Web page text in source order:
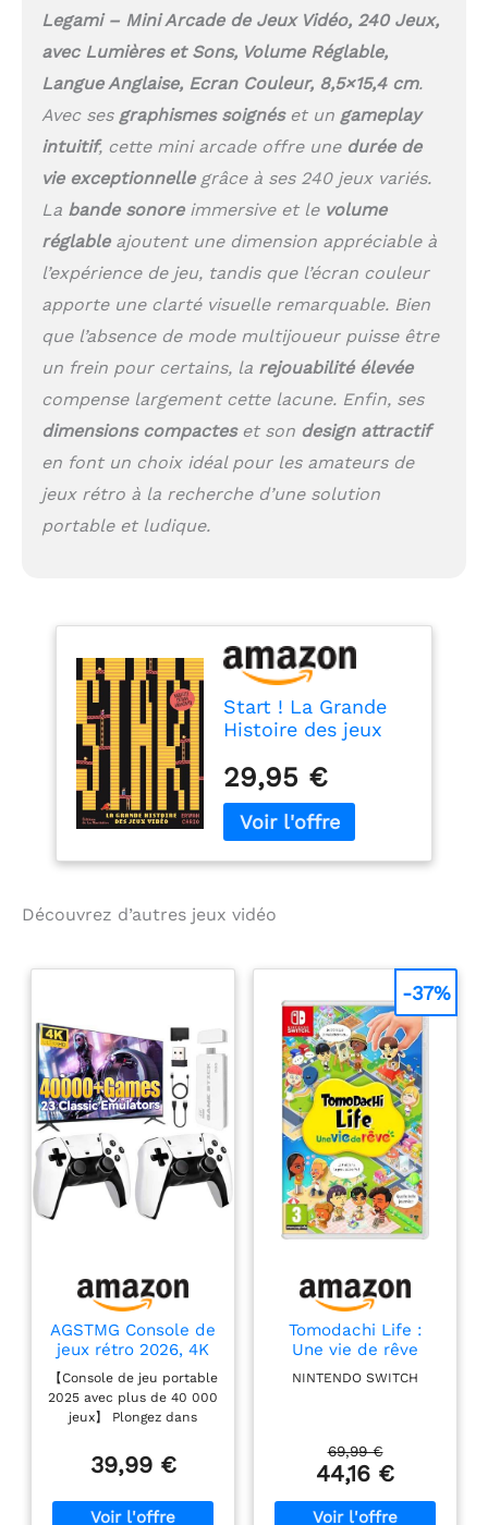
Legami – Mini Arcade de Jeux Vidéo, 240 Jeux,
avec Lumières et Sons, Volume Réglable,
Langue Anglaise, Ecran Couleur, 8,5×15,4 cm.
Avec ses graphismes soignéset un gameplay
intuitif, cette mini arcade offre une durée de
vie exceptionnellegrâce à ses 240 jeux variés.
La bande sonoreimmersive et le volume
réglableajoutent une dimension appréciable à
l’expérience de jeu, tandis que l’écran couleur
apporte une clarté visuelle remarquable. Bien
que l’absence de mode multijoueur puisse être
un frein pour certains, la rejouabilité élevée
compense largement cette lacune. Enfin, ses
dimensions compacteset son design attractif
en font un choix idéal pour les amateurs de
jeux rétro à la recherche d’une solution
portable et ludique.
Start ! La Grande
Histoire des jeux
29,95 €
Découvrez d’autres jeux vidéo
AGSTMG Console de
jeux rétro 2026, 4K
HDMI avec plus de
40 000 jeux, 23
émulateurs, Plug-
and-Play, double
GHz, 64 Go
【Console de jeu portable
2025 avec plus de 40 000
jeux】 Plongez dans
avec cette console de jeu
TV sans fil. Elle est
émulateurs intégrés, de
39,99 €
Tomodachi Life :
Une vie de rêve
NINTENDO SWITCH
69,99 €
44,16 €
-37%